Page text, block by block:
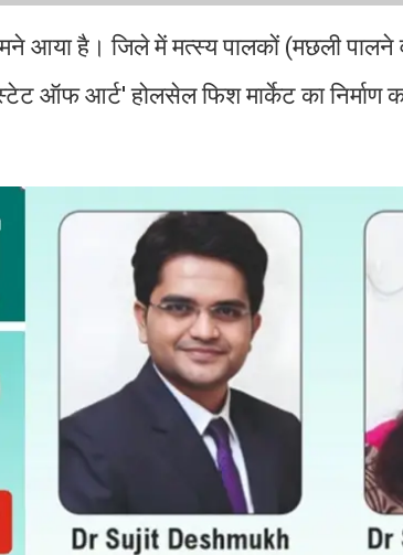
आया है। जिले में मत्स्य पालकों (मछली पालने
आर्ट' होलसेल फिश मार्केट का निर्माण